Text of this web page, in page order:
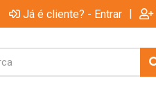
Já é cliente? - Entrar |